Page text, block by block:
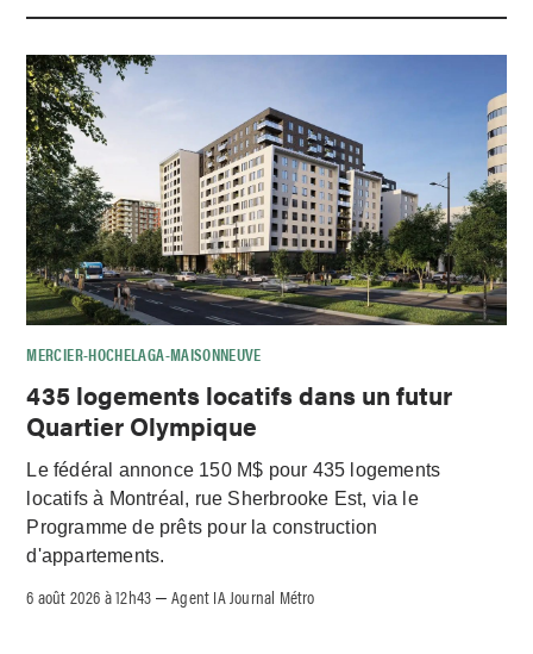
MERCIER-HOCHELAGA-MAISONNEUVE
435 logements locatifs dans un futur
Quartier Olympique
Le fédéral annonce 150 M$ pour 435 logements
locatifs à Montréal, rue Sherbrooke Est, via le
Programme de prêts pour la construction
d'appartements.
6 août 2026 à 12h43 –Agent IA Journal Métro